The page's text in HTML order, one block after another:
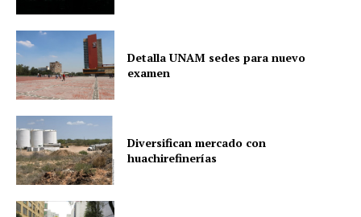
Detalla UNAM sedes para nuevo
examen
Diversifican mercado con
huachirefinerías